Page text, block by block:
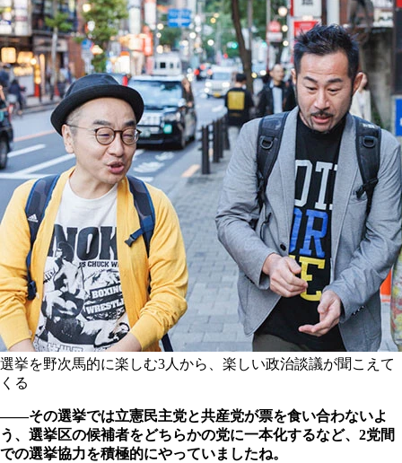
選挙を野次馬的に楽しむ3人から、楽しい政治談議が聞こえて
くる
――その選挙では立憲民主党と共産党が票を食い合わないよ
う、選挙区の候補者をどちらかの党に一本化するなど、2党間
での選挙協力を積極的にやっていましたね。